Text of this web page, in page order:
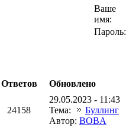
Ваше
имя:
Пароль:
Ответов
Обновлено
24158
29.05.2023 - 11:43
Тема:
Буллинг
Автор: BOBA